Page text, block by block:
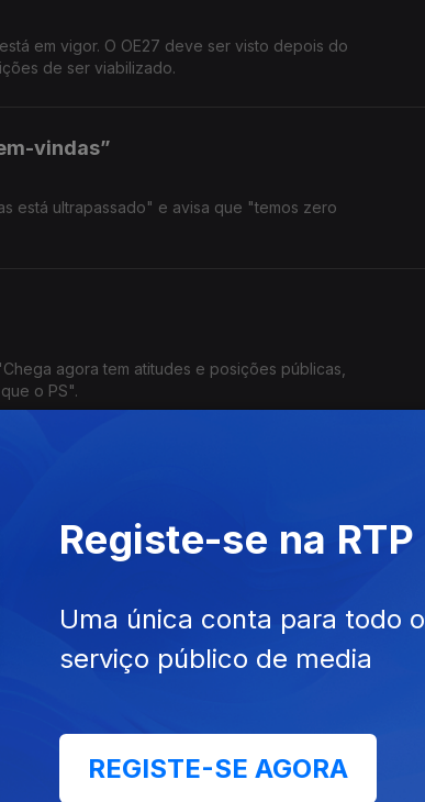
em vigor. O OE27 deve ser visto depois do
de ser viabilizado.
vindas”
está ultrapassado" e avisa que "temos zero
agora tem atitudes e posições públicas,
o PS".
que não há reformas porque este Governo é
do BE
Social Única que, diz, tem "intuito
Registe-se na RTP
Uma única conta para todo o
serviço público de media
REGISTE-SE AGORA